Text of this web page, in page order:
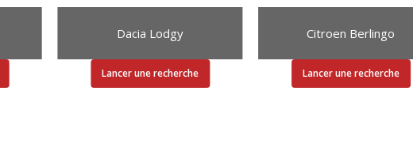
Dacia Lodgy
Lancer une recherche
Citroen Berlingo
Lancer une recherche